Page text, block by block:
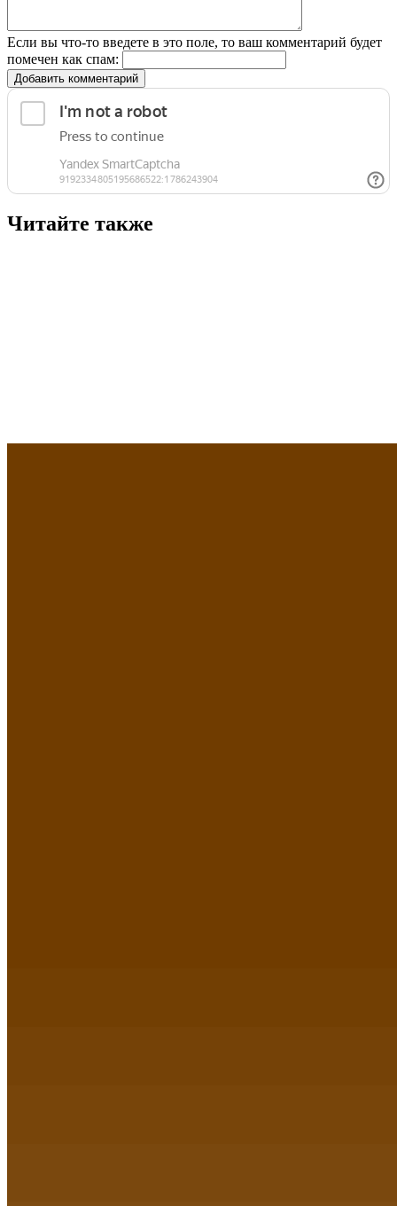
Если вы что-то введете в это поле, то ваш комментарий будет
помечен как спам:
Добавить комментарий
Читайте также